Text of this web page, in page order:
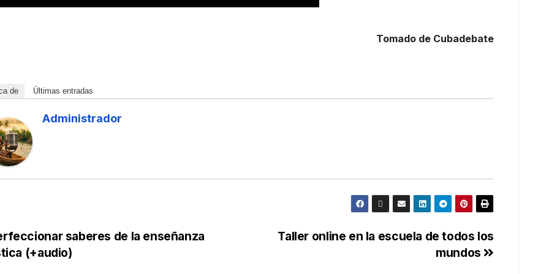
de
con
y
2026
GONZÁLEZ
Tomado de Cubadebate
de Últimas entradas
Administrador
Taller online en la escuela de todos los
mundos
saberes de la enseñanza
(+audio)